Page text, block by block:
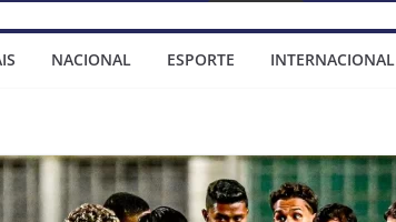
assina
construção
NACIONAL ESPORTE INTERNACIONAL